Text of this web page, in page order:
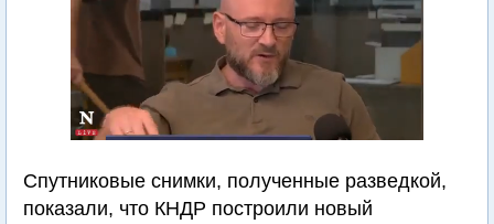
Спутниковые снимки, полученные разведкой,
показали, что КНДР построили новый